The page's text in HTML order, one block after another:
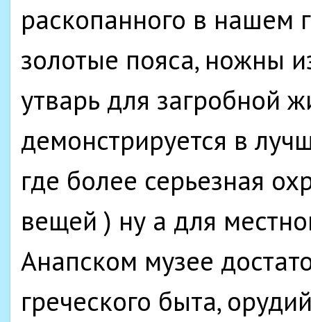
раскопанного в нашем
золотые пояса, ножны
утварь для загробной
демонстрируется в
где более серьезная
вещей ) ну а для
Анапском музее
греческого быта,